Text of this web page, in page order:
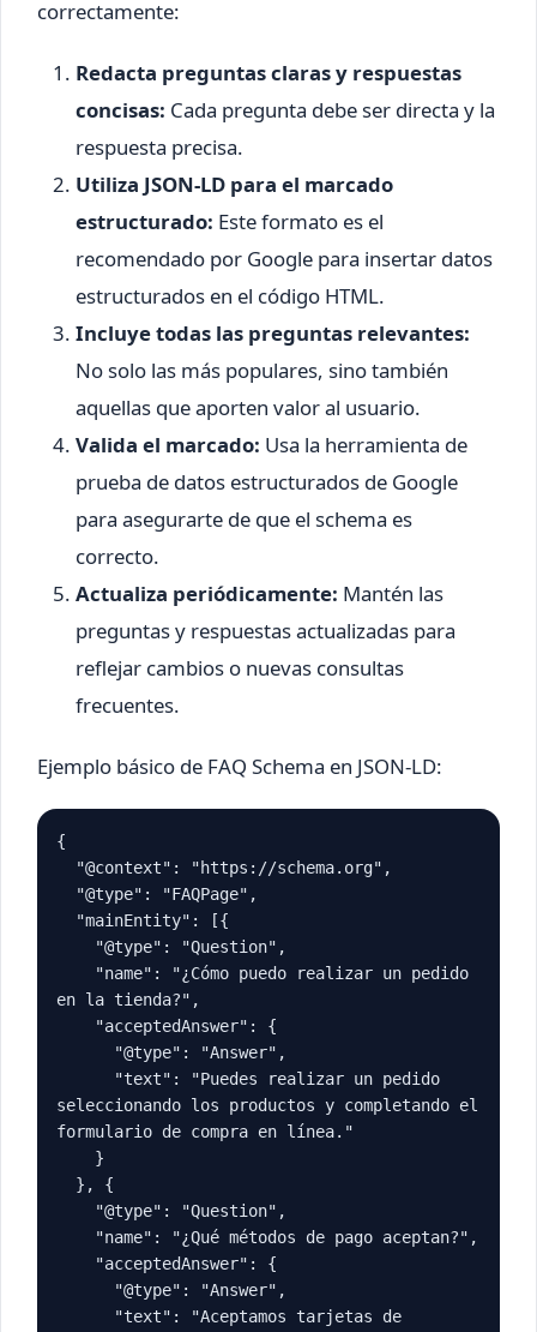
correctamente:
Redacta preguntas claras y respuestas
concisas: Cada pregunta debe ser directa y la
respuesta precisa.
Utiliza JSON-LD para el marcado
estructurado: Este formato es el
recomendado por Google para insertar datos
estructurados en el código HTML.
Incluye todas las preguntas relevantes:
No solo las más populares, sino también
aquellas que aporten valor al usuario.
Valida el marcado: Usa la herramienta de
prueba de datos estructurados de Google
para asegurarte de que el schema es
correcto.
Actualiza periódicamente: Mantén las
preguntas y respuestas actualizadas para
reflejar cambios o nuevas consultas
frecuentes.
Ejemplo básico de FAQ Schema en JSON-LD:
{
en la tienda?",
seleccionando los productos y completando el
formulario de compra en línea."